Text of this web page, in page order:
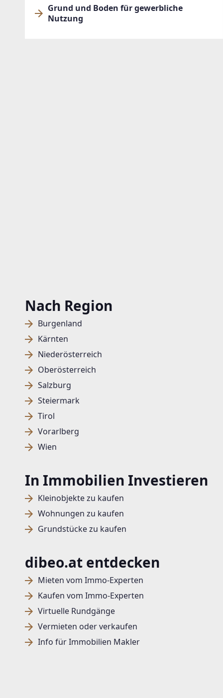
Grund und Boden für gewerbliche
Nutzung
Nach Region
Burgenland
Kärnten
Niederösterreich
Oberösterreich
Salzburg
Steiermark
Tirol
Vorarlberg
Wien
In Immobilien Investieren
Kleinobjekte zu kaufen
Wohnungen zu kaufen
Grundstücke zu kaufen
dibeo.at entdecken
Mieten vom Immo-Experten
Kaufen vom Immo-Experten
Virtuelle Rundgänge
Vermieten oder verkaufen
Info für Immobilien Makler